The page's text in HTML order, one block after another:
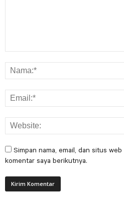
Simpan nama, email, dan situs
komentar saya berikutnya.